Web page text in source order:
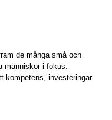
de många små och
människor i fokus.
kompetens, investeringar